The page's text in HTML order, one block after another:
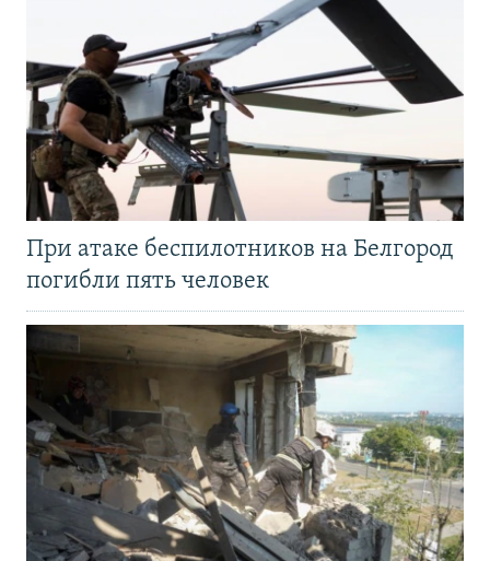
При атаке беспилотников на Белгород
погибли пять человек